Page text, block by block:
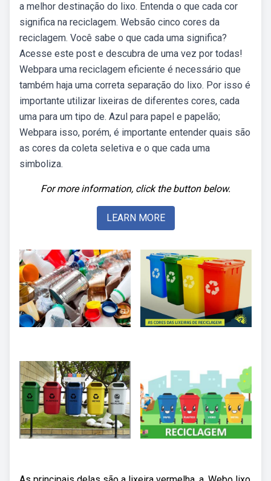
a melhor destinação do lixo. Entenda o que cada cor
significa na reciclagem. Websão cinco cores da
reciclagem. Você sabe o que cada uma significa?
Acesse este post e descubra de uma vez por todas!
Webpara uma reciclagem eficiente é necessário que
também haja uma correta separação do lixo. Por isso é
importante utilizar lixeiras de diferentes cores, cada
uma para um tipo de. Azul para papel e papelão;
Webpara isso, porém, é importante entender quais são
as cores da coleta seletiva e o que cada uma
simboliza.
For more information, click the button below.
LEARN MORE